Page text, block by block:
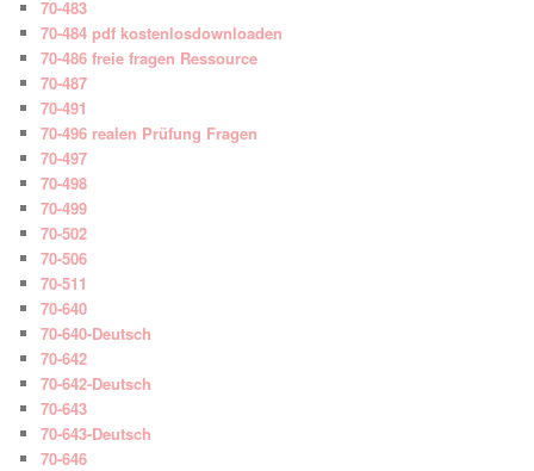
70-483
70-484 pdf kostenlosdownloaden
70-486 freie fragen Ressource
70-487
70-491
70-496 realen Prüfung Fragen
70-497
70-498
70-499
70-502
70-506
70-511
70-640
70-640-Deutsch
70-642
70-642-Deutsch
70-643
70-643-Deutsch
70-646